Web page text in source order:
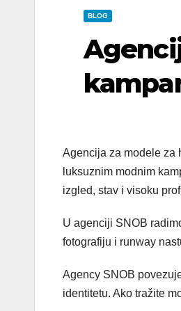
BLOG
Agencija za modele za
luksuznim modnim
izgled, stav i visoku
U agenciji SNOB
fotografiju i runway
Agency SNOB
identitetu. Ako tražite